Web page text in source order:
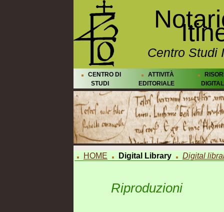
Centro Studi
CENTRO DI
STUDI
ATTIVITÀ
EDITORIALE
HOME Digital Library Digital
Riproduzioni